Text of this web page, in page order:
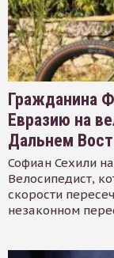
Гражданина
Евразию на
Дальнем
Софиан Сехили
Велосипедист,
скорости
незаконном